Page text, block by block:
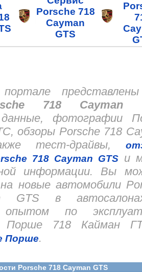
Porsche 718
Cayman
GTS
718 Cayman
данные, фотографии
обзоры Porsche 718
тест-драйвы,
718 Cayman GTSи
информации. Вы
новые автомобили
GTS в
опытом по
Порше 718 Кайман
Порше.
Porsche 718 Cayman GTS